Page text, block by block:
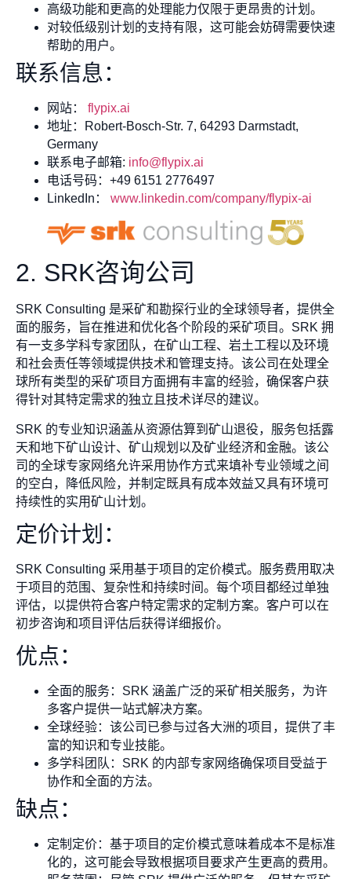
高级功能和更高的处理能力仅限于更昂贵的计划。
对较低级别计划的支持有限，这可能会妨碍需要快速
帮助的用户。
联系信息：
网站： flypix.ai
地址：Robert-Bosch-Str. 7, 64293 Darmstadt,
Germany
联系电子邮箱: info@flypix.ai
电话号码：+49 6151 2776497
LinkedIn： www.linkedin.com/company/flypix-ai
2. SRK咨询公司
SRK Consulting 是采矿和勘探行业的全球领导者，提供全
面的服务，旨在推进和优化各个阶段的采矿项目。SRK 拥
有一支多学科专家团队，在矿山工程、岩土工程以及环境
和社会责任等领域提供技术和管理支持。该公司在处理全
球所有类型的采矿项目方面拥有丰富的经验，确保客户获
得针对其特定需求的独立且技术详尽的建议。
SRK 的专业知识涵盖从资源估算到矿山退役，服务包括露
天和地下矿山设计、矿山规划以及矿业经济和金融。该公
司的全球专家网络允许采用协作方式来填补专业领域之间
的空白，降低风险，并制定既具有成本效益又具有环境可
持续性的实用矿山计划。
定价计划：
SRK Consulting 采用基于项目的定价模式。服务费用取决
于项目的范围、复杂性和持续时间。每个项目都经过单独
评估，以提供符合客户特定需求的定制方案。客户可以在
初步咨询和项目评估后获得详细报价。
优点：
全面的服务：SRK 涵盖广泛的采矿相关服务，为许
多客户提供一站式解决方案。
全球经验：该公司已参与过各大洲的项目，提供了丰
富的知识和专业技能。
多学科团队：SRK 的内部专家网络确保项目受益于
协作和全面的方法。
缺点：
定制定价：基于项目的定价模式意味着成本不是标准
化的，这可能会导致根据项目要求产生更高的费用。